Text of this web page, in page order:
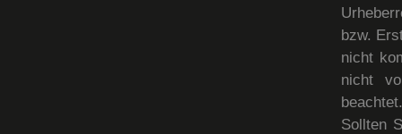
bzw.
nicht
nicht
Sollten